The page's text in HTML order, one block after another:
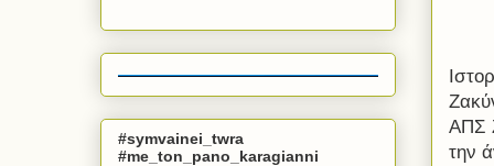
ΑΠΣ
την
#symvainei_twra
#me_ton_pano_karagianni